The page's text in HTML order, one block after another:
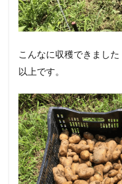
こんなに収穫できまし
以上です。